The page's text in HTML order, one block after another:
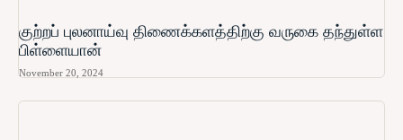
குற்றப் புலனாய்வு திணைக்களத்திற்கு வருகை தந்துள்ள
பிள்ளையான்
November 20, 2024